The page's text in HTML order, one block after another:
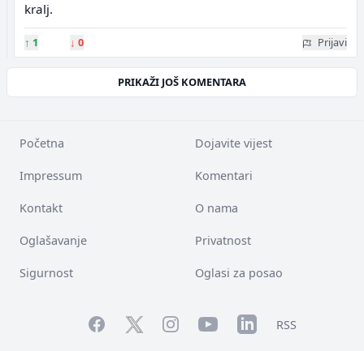
kralj.
↑ 1 ↓ 0 Prijavi
PRIKAŽI JOŠ KOMENTARA
Početna Dojavite vijest
Impressum Komentari
Kontakt O nama
Oglašavanje Privatnost
Sigurnost Oglasi za posao
FacebookTwitterInstagramYouTubeLinkedInRSS